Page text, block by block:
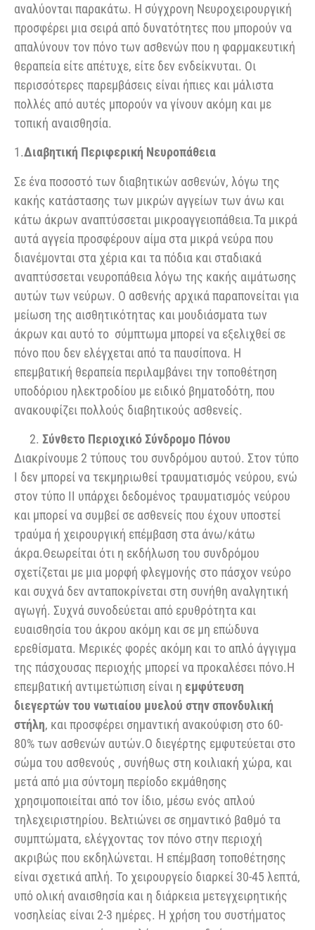
αναλύονται παρακάτω. Η σύγχρονη Νευροχειρουργική
προσφέρει μια σειρά από δυνατότητες που μπορούν να
απαλύνουν τον πόνο των ασθενών που η φαρμακευτική
θεραπεία είτε απέτυχε, είτε δεν ενδείκνυται. Οι
περισσότερες παρεμβάσεις είναι ήπιες και μάλιστα
πολλές από αυτές μπορούν να γίνουν ακόμη και με
τοπική αναισθησία.
1.Διαβητική Περιφερική Νευροπάθεια
Σε ένα ποσοστό των διαβητικών ασθενών, λόγω της
κακής κατάστασης των μικρών αγγείων των άνω και
κάτω άκρων αναπτύσσεται μικροαγγειοπάθεια.Τα μικρά
αυτά αγγεία προσφέρουν αίμα στα μικρά νεύρα που
διανέμονται στα χέρια και τα πόδια και σταδιακά
αναπτύσσεται νευροπάθεια λόγω της κακής αιμάτωσης
αυτών των νεύρων. Ο ασθενής αρχικά παραπονείται για
μείωση της αισθητικότητας και μουδιάσματα των
άκρων και αυτό το σύμπτωμα μπορεί να εξελιχθεί σε
πόνο που δεν ελέγχεται από τα παυσίπονα. Η
επεμβατική θεραπεία περιλαμβάνει την τοποθέτηση
υποδόριου ηλεκτροδίου με ειδικό βηματοδότη, που
ανακουφίζει πολλούς διαβητικούς ασθενείς.
Σύνθετο Περιοχικό Σύνδρομο Πόνου
Διακρίνουμε 2 τύπους του συνδρόμου αυτού. Στον τύπο
Ι δεν μπορεί να τεκμηριωθεί τραυματισμός νεύρου, ενώ
στον τύπο ΙΙ υπάρχει δεδομένος τραυματισμός νεύρου
και μπορεί να συμβεί σε ασθενείς που έχουν υποστεί
τραύμα ή χειρουργική επέμβαση στα άνω/κάτω
άκρα.Θεωρείται ότι η εκδήλωση του συνδρόμου
σχετίζεται με μια μορφή φλεγμονής στο πάσχον νεύρο
και συχνά δεν ανταποκρίνεται στη συνήθη αναλγητική
αγωγή. Συχνά συνοδεύεται από ερυθρότητα και
ευαισθησία του άκρου ακόμη και σε μη επώδυνα
ερεθίσματα. Μερικές φορές ακόμη και το απλό άγγιγμα
της πάσχουσας περιοχής μπορεί να προκαλέσει πόνο.Η
επεμβατική αντιμετώπιση είναι η εμφύτευση
διεγερτών του νωτιαίου μυελού στην σπονδυλική
στήλη, και προσφέρει σημαντική ανακούφιση στο 60-
80% των ασθενών αυτών.Ο διεγέρτης εμφυτεύεται στο
σώμα του ασθενούς , συνήθως στη κοιλιακή χώρα, και
μετά από μια σύντομη περίοδο εκμάθησης
χρησιμοποιείται από τον ίδιο, μέσω ενός απλού
τηλεχειριστηρίου. Βελτιώνει σε σημαντικό βαθμό τα
συμπτώματα, ελέγχοντας τον πόνο στην περιοχή
ακριβώς που εκδηλώνεται. Η επέμβαση τοποθέτησης
είναι σχετικά απλή. Το χειρουργείο διαρκεί 30-45 λεπτά,
υπό ολική αναισθησία και η διάρκεια μετεγχειρητικής
νοσηλείας είναι 2-3 ημέρες. Η χρήση του συστήματος